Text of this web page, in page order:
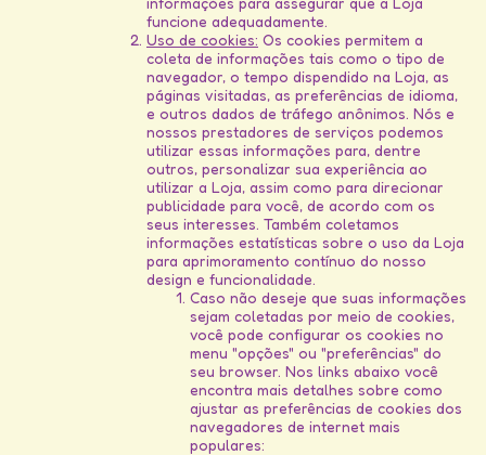
funcione adequadamente.
Uso de cookies: Os cookies permitem a
coleta de informações tais como o tipo de
navegador, o tempo dispendido na Loja, as
páginas visitadas, as preferências de idioma,
e outros dados de tráfego anônimos. Nós e
nossos prestadores de serviços podemos
utilizar essas informações para, dentre
outros, personalizar sua experiência ao
utilizar a Loja, assim como para direcionar
publicidade para você, de acordo com os
seus interesses. Também coletamos
informações estatísticas sobre o uso da Loja
para aprimoramento contínuo do nosso
design e funcionalidade.
Caso não deseje que suas informações
sejam coletadas por meio de cookies,
você pode configurar os cookies no
menu "opções" ou "preferências" do
seu browser. Nos links abaixo você
encontra mais detalhes sobre como
ajustar as preferências de cookies dos
navegadores de internet mais
populares: